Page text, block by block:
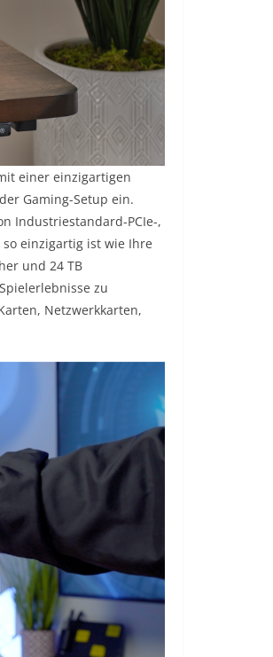
einer einzigartigen
Gaming-Setup ein.
Industriestandard-PCIe-,
so einzigartig ist wie Ihre
und 24 TB
zu
Netzwerkkarten,